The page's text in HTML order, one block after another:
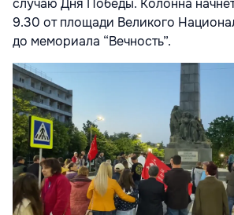
случаю Дня Победы. Колонна
9.30 от площади Великого
до мемориала “Вечность”.